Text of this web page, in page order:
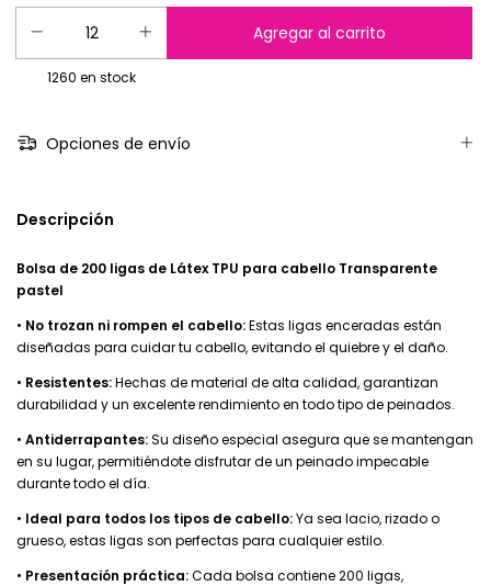
1260 en stock
Opciones de envío
Descripción
Bolsa de 200 ligas de Látex TPU para cabello Transparente
pastel
• No trozan ni rompen el cabello:Estas ligas enceradas están
diseñadas para cuidar tu cabello, evitando el quiebre y el daño.
• Resistentes:Hechas de material de alta calidad, garantizan
durabilidad y un excelente rendimiento en todo tipo de peinados.
• Antiderrapantes:Su diseño especial asegura que se mantengan
en su lugar, permitiéndote disfrutar de un peinado impecable
durante todo el día.
• Ideal para todos los tipos de cabello:Ya sea lacio, rizado o
grueso, estas ligas son perfectas para cualquier estilo.
• Presentación práctica:Cada bolsa contiene 200 ligas,